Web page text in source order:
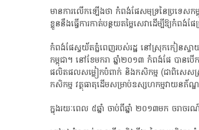
មានការ​លើក​ឡើង​ថា​ កំពង់​ផែ​សមុទ្រ​នៃ​ប្រទេស​កម្
ខ្លួន​នឹង​ធ្វើការ​កាត់​បន្ថយ​តម្លៃ​សេវា​ដើម្បី​ឱ្យ​កំព
កំពង់​ផែ​ស្វយ័ត​ភ្នំពេញ​របស់​រដ្ឋ​ នៅ​ស្រុក​កៀនស្វ
កម្ពុជា​។​ នៅ​ខែមករា​ ឆ្នាំ​២០១៣​ កំពង់​ផែ​ បាន​ប
ផលិតផល​សម្លៀក​បំពាក់​ និង​កសិកម្ម​ (​ជា​ពិសេស​ស្
កសិកម្ម​ វត្ថុធាតុដើម​សម្រាប់​ឧ​ស្សហកម្ម​វាយ
ក្នុង​រយៈពេល​ ៥​ឆ្នាំ​ ចាប់ពី​ឆ្នាំ​ ២០១៣​មក​ ចរាច